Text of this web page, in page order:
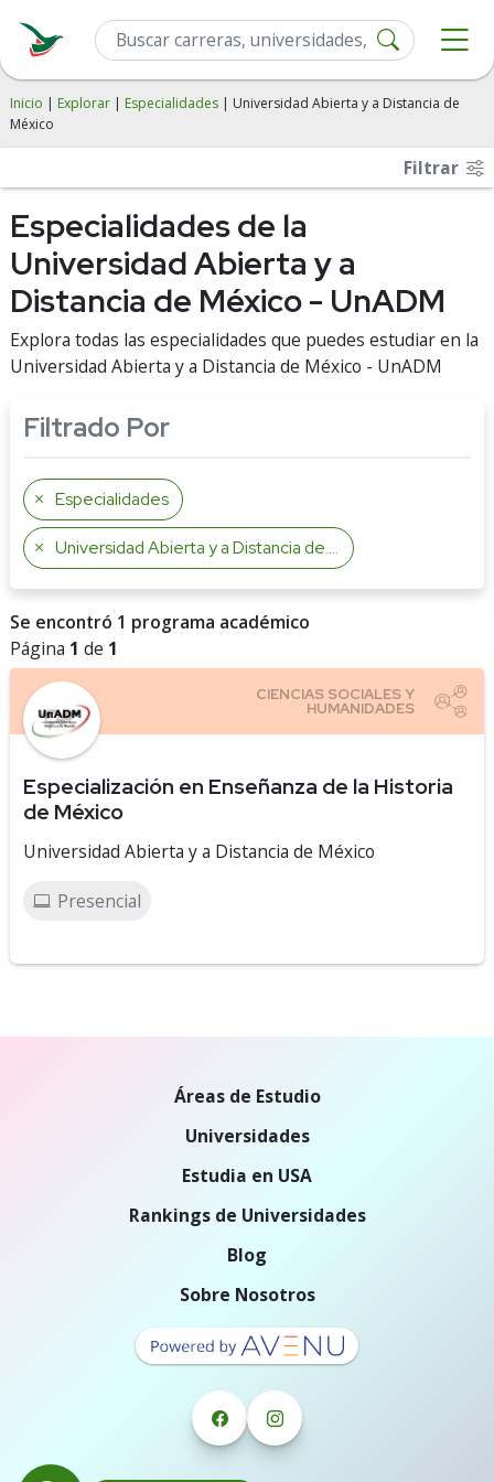
Inicio | Explorar | Especialidades | Universidad Abierta y a Distancia de
México
Filtrar
Especialidades de la
Universidad Abierta y a
Distancia de México - UnADM
Explora todas las especialidades que puedes estudiar en la
Universidad Abierta y a Distancia de México - UnADM
Filtrado Por
Especialidades
Universidad Abierta y a Distancia de México
Se encontró 1 programa académico
Página 1 de 1
Especialización en Enseñanza de la Historia
de México
Universidad Abierta y a Distancia de México
Presencial
Áreas de Estudio
Universidades
Estudia en USA
Rankings de Universidades
Blog
Sobre Nosotros